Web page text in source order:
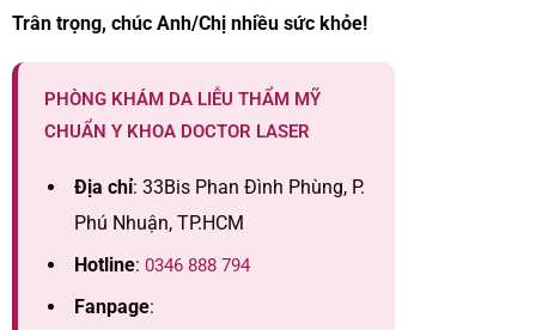
Trân trọng, chúc Anh/Chị nhiều sức khỏe!
PHÒNG KHÁM DA LIỄU THẨM MỸ
CHUẨN Y KHOA DOCTOR LASER
Địa chỉ: 33Bis Phan Đình Phùng, P.
Phú Nhuận, TP.HCM
Hotline: 0346 888 794
Fanpage: